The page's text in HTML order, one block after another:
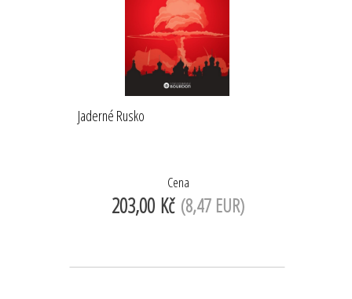
Jaderné Rusko
Cena
203,00 Kč (8,47 EUR)